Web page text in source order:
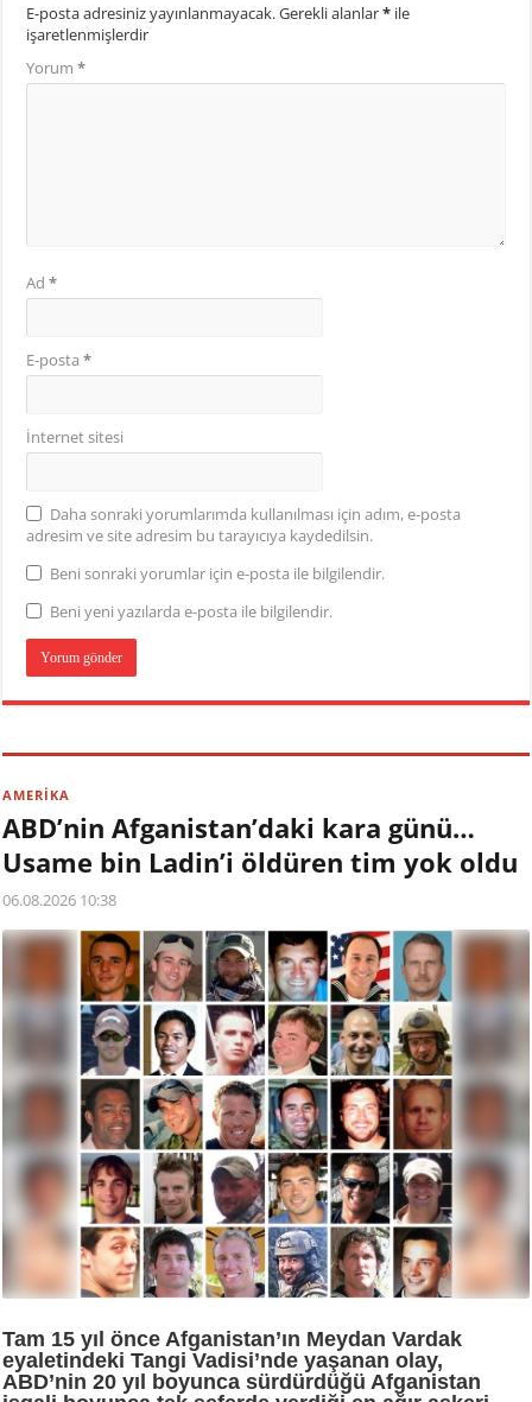
E-posta adresiniz yayınlanmayacak.Gerekli alanlar* ile
işaretlenmişlerdir
Yorum*
Ad*
E-posta*
İnternet sitesi
Daha sonraki yorumlarımda kullanılması için adım, e-posta
adresim ve site adresim bu tarayıcıya kaydedilsin.
Beni sonraki yorumlar için e-posta ile bilgilendir.
Beni yeni yazılarda e-posta ile bilgilendir.
AMERİKA
ABD’nin Afganistan’daki kara günü…
Usame bin Ladin’i öldüren tim yok oldu
06.08.2026 10:38
Tam 15 yıl önce Afganistan’ın Meydan Vardak
eyaletindeki Tangi Vadisi’nde yaşanan olay,
ABD’nin 20 yıl boyunca sürdürdüğü Afganistan